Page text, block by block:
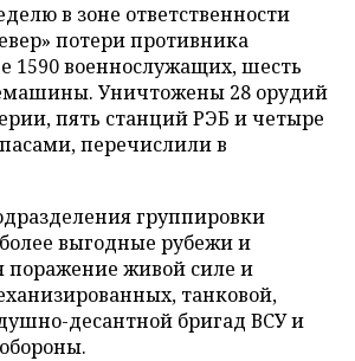
в зоне ответственности
потери противника
1590 военнослужащих, шесть
Уничтожены 28 орудий
пять станций РЭБ и четыре
перечислили в
группировки
выгодные рубежи и
поражение живой силе и
танковой,
десантной бригад ВСУ и